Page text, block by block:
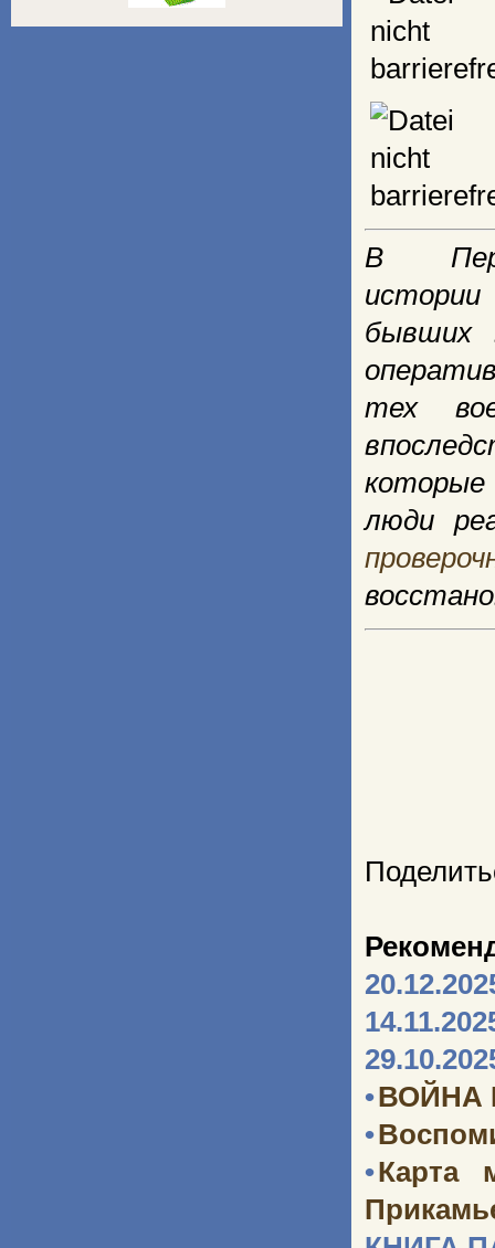
В
бывших
тех
которые
люди
•ВОЙНА
•
•Карта